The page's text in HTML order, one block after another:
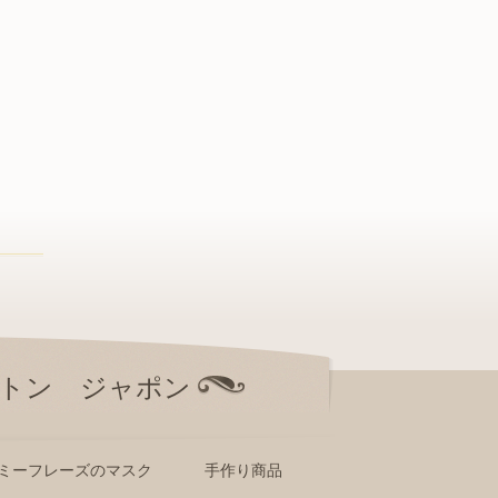
ン ジャポン
ーフレーズのマスク 手作り商品